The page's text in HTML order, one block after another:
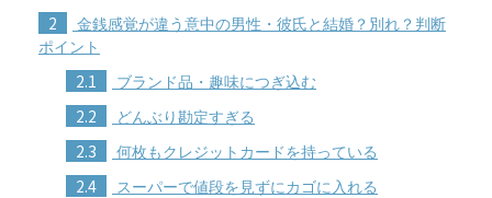
2
金銭感覚が違う意中の男性・彼氏と結婚？別れ？判断
ポイント
2.1 ブランド品・趣味につぎ込む
2.2 どんぶり勘定すぎる
2.3 何枚もクレジットカードを持っている
2.4 スーパーで値段を見ずにカゴに入れる